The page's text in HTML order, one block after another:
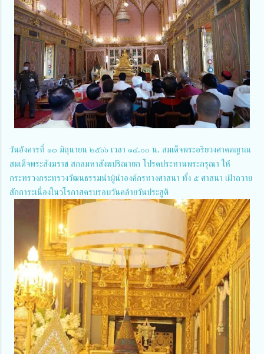
วันอังคารที่ ๑๓ มิถุนายน ๒๕๖๖ เวลา ๑๔.๐๐ น. สมเด็จพระอริยวงศาคตญาณ
สมเด็จพระสังฆราช สกลมหาสังฆปริณายก โปรดประทานพระกรุณา ให้
กระทรวงกระทรวงวัฒนธรรมนำผู้นำองค์กรทางศาสนา ทั้ง ๕ ศาสนา เฝ้าถวาย
สักการะเนื่องในวโรกาสครบรอบวันคล้ายวันประสูติ